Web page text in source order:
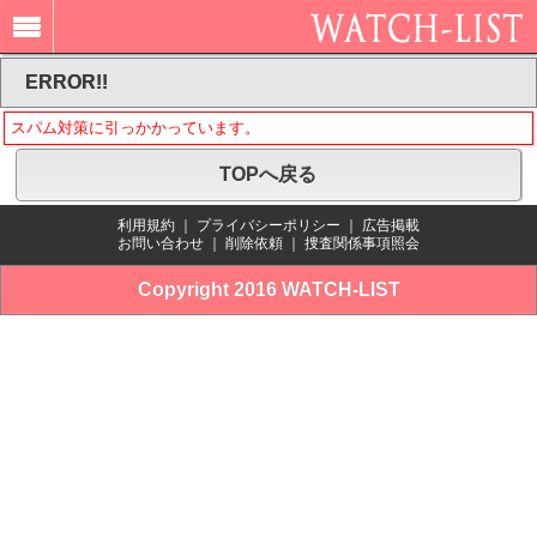
ERROR!!
スパム対策に引っかかっています。
TOPへ戻る
利用規約 プライバシーポリシー
広告掲載
お問い合わせ
削除依頼 捜査関係事項照会
Copyright 2016 WATCH-LIST